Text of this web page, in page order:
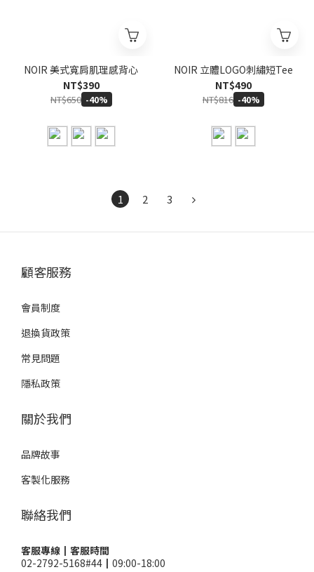
NOIR 美式寬肩肌理感背心
NT$390
NT$650 -40%
NOIR 立體LOGO刺繡短Tee
NT$490
NT$816 -40%
1 2 3
顧客服務
會員制度
退換貨政策
常見問題
隱私政策
關於我們
品牌故事
客製化服務
聯絡我們
客服專線┃客服時間
02-2792-5168#44┃09:00-18:00